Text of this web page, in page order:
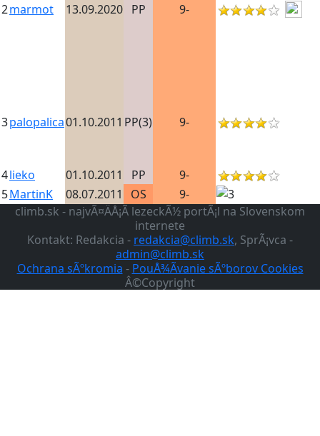
2marmot 13.09.2020 PP 9-
3palopalica01.10.2011 PP(3) 9-
4lieko 01.10.2011 PP
9-
5MartinK 08.07.2011 OS
9-
climb.sk - najvÃ¤ÄÅ¡Ã­ lezeckÃ½ portÃ¡l na Slovenskom
internete
Kontakt: Redakcia - redakcia@climb.sk, SprÃ¡vca -
admin@climb.sk
Ochrana sÃºkromia - PouÅ¾Ã­vanie sÃºborov Cookies
Â©Copyright